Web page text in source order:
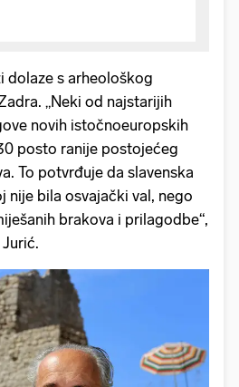
dolaze s arheološkog
„Neki od najstarijih
novih istočnoeuropskih
posto ranije postojećeg
To potvrđuje da slavenska
nije bila osvajački val, nego
brakova i prilagodbe“,